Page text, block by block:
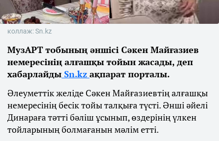
коллаж: Sn.kz
МузАРТ тобының әншісі Сәкен Майғазиев
немересінің алғашқы тойын жасады, деп
хабарлайды Sn.kz ақпарат порталы.
Әлеуметтік желіде Сәкен Майғазиевтің алғашқы
немересінің бесік тойы талқыға түсті. Әнші әйелі
Динараға тәтті бәліш ұсынып, өздерінің үлкен
тойларының болмағанын мәлім етті.